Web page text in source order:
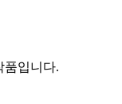
품입니다.